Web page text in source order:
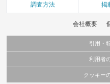
調査方法 掲
会社概要
引用・
当サイトで公開されている情報（文字、
これらの情報を権利者の許可なく無断転
利用者
当サイトに掲載している内容はすべてサ
クッキー